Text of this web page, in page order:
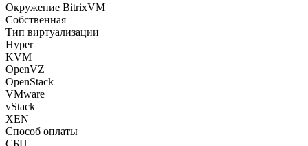
Окружение BitrixVM
Собственная
Тип виртуализации
Hyper
KVM
OpenVZ
OpenStack
VMware
vStack
XEN
Способ оплаты
СБП